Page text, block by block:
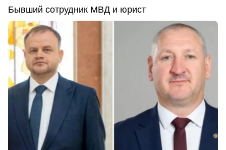
Бывший сотрудник МВД и юрист